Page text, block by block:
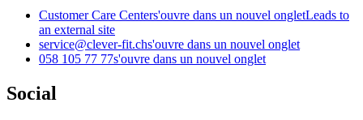
Customer Care Centers'ouvre dans un nouvel ongletLeads to
an external site
service@clever-fit.chs'ouvre dans un nouvel onglet
058 105 77 77s'ouvre dans un nouvel onglet
Social